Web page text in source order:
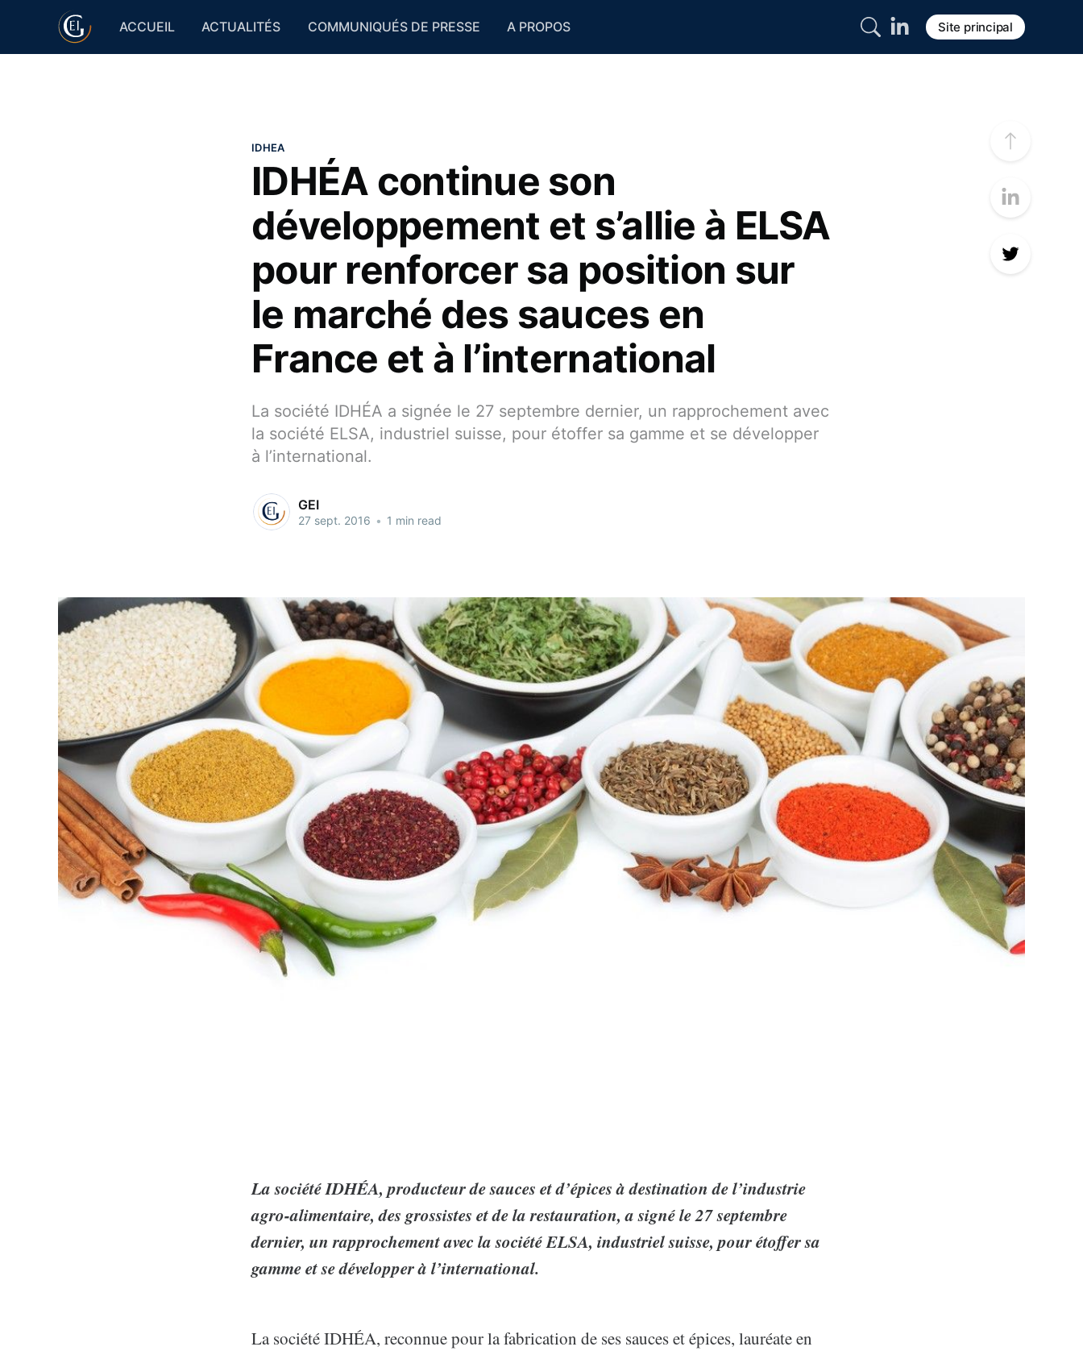
ACCUEIL ACTUALITÉS COMMUNIQUÉS DE PRESSE A PROPOS Site principal
IDHEA
IDHÉA continue son
développement et s’allie à ELSA
pour renforcer sa position sur
le marché des sauces en
France et à l’international
La société IDHÉA a signée le 27 septembre dernier, un rapprochement avec
la société ELSA, industriel suisse, pour étoffer sa gamme et se développer
à l’international.
GEI
27 sept. 2016 • 1 min read
La société IDHÉA, producteur de sauces et d’épices à destination de l’industrie
agro-alimentaire, des grossistes et de la restauration, a signé le 27 septembre
dernier, un rapprochement avec la société ELSA, industriel suisse, pour étoffer sa
gamme et se développer à l’international.
La société IDHÉA, reconnue pour la fabrication de ses sauces et épices, lauréate en